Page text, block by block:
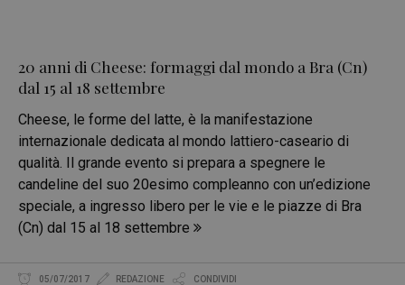
20 anni di Cheese: formaggi dal mondo a Bra (Cn)
dal 15 al 18 settembre
Cheese, le forme del latte, è la manifestazione
internazionale dedicata al mondo lattiero-caseario di
qualità. Il grande evento si prepara a spegnere le
candeline del suo 20esimo compleanno con un’edizione
speciale, a ingresso libero per le vie e le piazze di Bra
(Cn) dal 15 al 18 settembre
05/07/2017 REDAZIONE CONDIVIDI